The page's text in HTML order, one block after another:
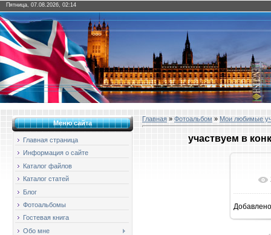
Пятница, 07.08.2026, 02:14
Меню сайта
Главная страница
Информация о сайте
Каталог файлов
Каталог статей
Блог
Фотоальбомы
Гостевая книга
Обо мне
Главная » Фотоальбом » Мои любимые
участвуем в
Добавлено